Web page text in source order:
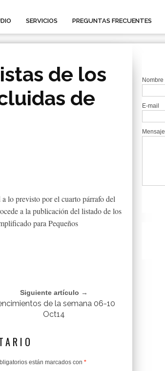
SERVICIOS PREGUNTAS FRECUENTES
de los
de
lo previsto por el cuarto párrafo del
a la publicación del listado de los
para Pequeños
Siguiente artículo →
de la semana 06-10
Oct14
están marcados con *
Nombre
E-mail
Mensaje